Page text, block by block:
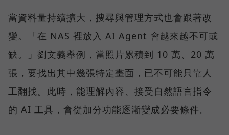
當資料量持續擴大，搜尋與管理方式也會跟著改
變。「在 NAS 裡放入 AI Agent 會越來越不可或
缺。」劉文義舉例，當照片累積到 10 萬、20 萬
張，要找出其中幾張特定畫面，已不可能只靠人
工翻找。此時，能理解內容、接受自然語言指令
的 AI 工具，會從加分功能逐漸變成必要條件。